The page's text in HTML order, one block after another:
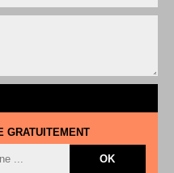
GRATUITEMENT